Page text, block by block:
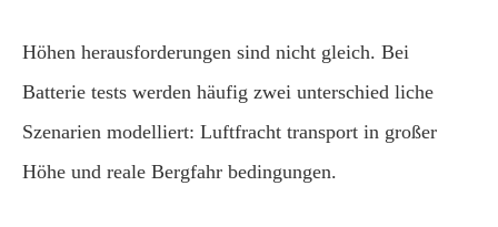
Höhen herausforderungen sind nicht gleich. Bei
Batterie tests werden häufig zwei unterschied liche
Szenarien modelliert: Luftfracht transport in großer
Höhe und reale Bergfahr bedingungen.